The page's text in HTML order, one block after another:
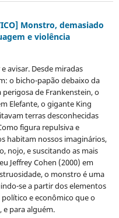
Monstro, demasiado
e violência
avisar. Desde miradas
o bicho-papão debaixo da
de Frankenstein, o
Elefante, o gigante King
terras desconhecidas
figura repulsiva e
habitam nossos imaginários,
nojo, e suscitando as mais
Jeffrey Cohen (2000) em
o monstro é uma
se a partir dos elementos
e econômico que o
e para alguém.